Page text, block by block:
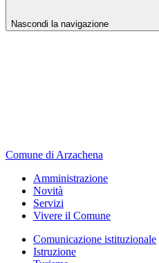
Nascondi la navigazione
Comune di Arzachena
Amministrazione
Novità
Servizi
Vivere il Comune
Comunicazione istituzionale
Istruzione